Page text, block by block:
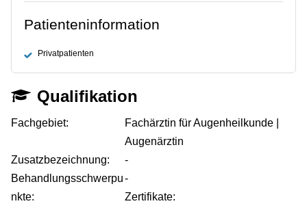
Patienteninformation
Privatpatienten
Qualifikation
Fachgebiet:
Fachärztin für Augenheilkunde |
Augenärztin
Zusatzbezeichnung:
-
Behandlungsschwerpu
nkte:
-
Zertifikate: